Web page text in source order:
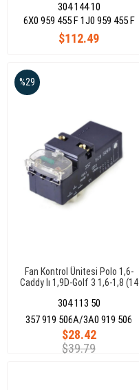
304 144 10
$112.49
6X0 959 455 F 1J0 959 455 F
Fan Kontrol Ünitesi Polo 1,6-
Caddy Iı 1,9D-Golf 3 1,6-1,8 (14
304 113 50
$28.42
$39.79
%29
357 919 506A/3A0 919 506